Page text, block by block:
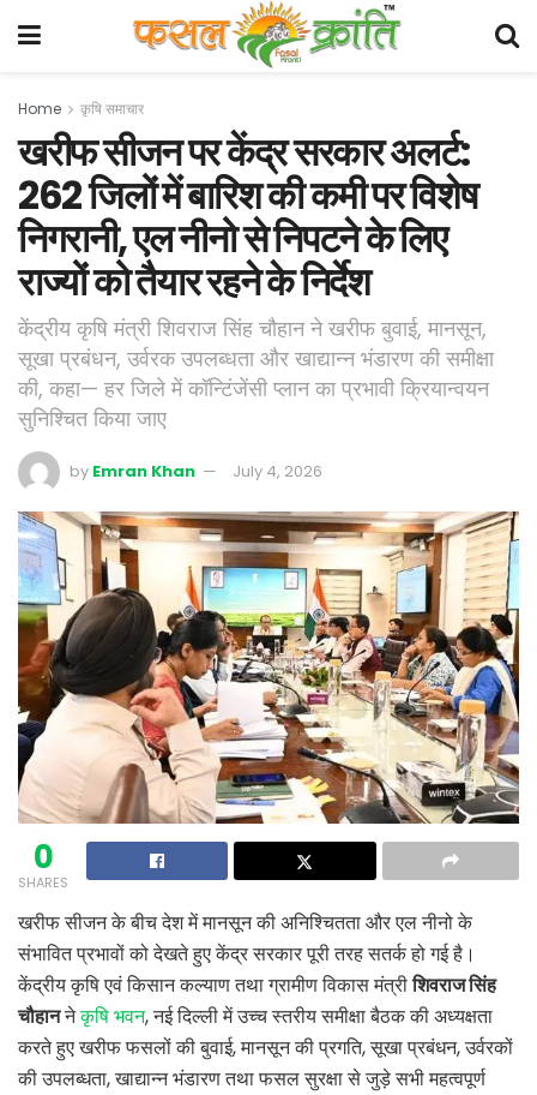
Home कृषि समाचार
खरीफ सीजन पर केंद्र सरकार अलर्ट:
262 जिलों में बारिश की कमी पर विशेष
निगरानी, एल नीनो से निपटने के लिए
राज्यों को तैयार रहने के निर्देश
केंद्रीय कृषि मंत्री शिवराज सिंह चौहान ने खरीफ बुवाई, मानसून,
सूखा प्रबंधन, उर्वरक उपलब्धता और खाद्यान्न भंडारण की समीक्षा
की, कहा— हर जिले में कॉन्टिंजेंसी प्लान का प्रभावी क्रियान्वयन
सुनिश्चित किया जाए
by Emran Khan July 4, 2026
0
SHARES
खरीफ सीजन के बीच देश में मानसून की अनिश्चितता और एल नीनो के
संभावित प्रभावों को देखते हुए केंद्र सरकार पूरी तरह सतर्क हो गई है।
केंद्रीय कृषि एवं किसान कल्याण तथा ग्रामीण विकास मंत्रीशिवराज सिंह
चौहाननेकृषि भवन, नई दिल्ली में उच्च स्तरीय समीक्षा बैठक की अध्यक्षता
करते हुए खरीफ फसलों की बुवाई, मानसून की प्रगति, सूखा प्रबंधन, उर्वरकों
की उपलब्धता, खाद्यान्न भंडारण तथा फसल सुरक्षा से जुड़े सभी महत्वपूर्ण